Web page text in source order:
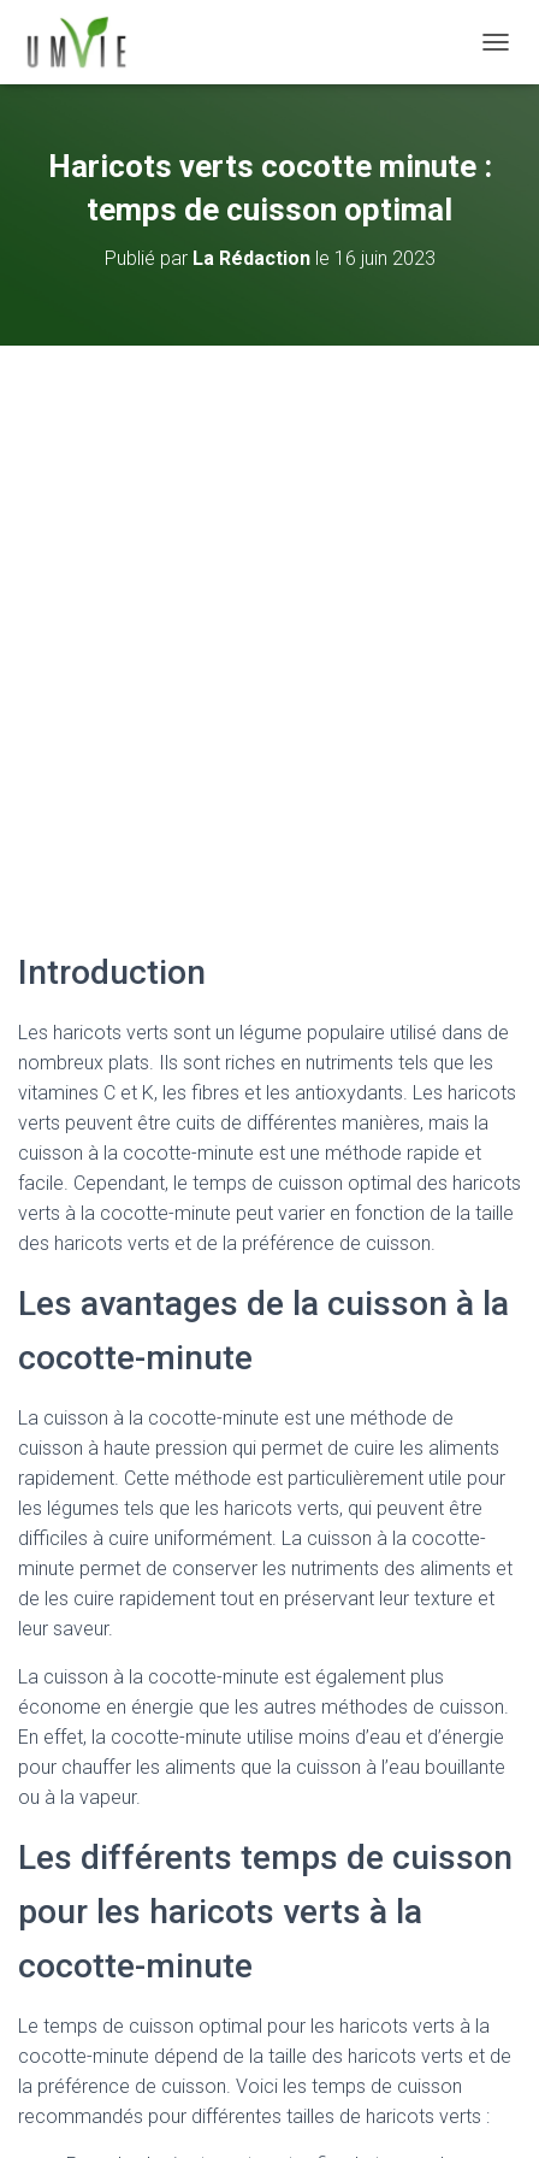
Haricots verts cocotte minute :
temps de cuisson optimal
Publié par La Rédactionle 16 juin 2023
Introduction
Les haricots verts sont un légume populaire utilisé dans de
nombreux plats. Ils sont riches en nutriments tels que les
vitamines C et K, les fibres et les antioxydants. Les haricots
verts peuvent être cuits de différentes manières, mais la
cuisson à la cocotte-minute est une méthode rapide et
facile. Cependant, le temps de cuisson optimal des haricots
verts à la cocotte-minute peut varier en fonction de la taille
des haricots verts et de la préférence de cuisson.
Les avantages de la cuisson à la
cocotte-minute
La cuisson à la cocotte-minute est une méthode de
cuisson à haute pression qui permet de cuire les aliments
rapidement. Cette méthode est particulièrement utile pour
les légumes tels que les haricots verts, qui peuvent être
difficiles à cuire uniformément. La cuisson à la cocotte-
minute permet de conserver les nutriments des aliments et
de les cuire rapidement tout en préservant leur texture et
leur saveur.
La cuisson à la cocotte-minute est également plus
économe en énergie que les autres méthodes de cuisson.
En effet, la cocotte-minute utilise moins d’eau et d’énergie
pour chauffer les aliments que la cuisson à l’eau bouillante
ou à la vapeur.
Les différents temps de cuisson
pour les haricots verts à la
cocotte-minute
Le temps de cuisson optimal pour les haricots verts à la
cocotte-minute dépend de la taille des haricots verts et de
la préférence de cuisson. Voici les temps de cuisson
recommandés pour différentes tailles de haricots verts :